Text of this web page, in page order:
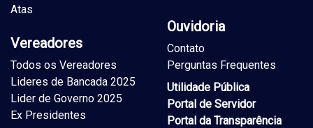
Atas
Vereadores
Todos os Vereadores
Lideres de Bancada 2025
Lider de Governo 2025
Ex Presidentes
Ouvidoria
Contato
Perguntas Frequentes
Utilidade Pública
Portal de Servidor
Portal da Transparência